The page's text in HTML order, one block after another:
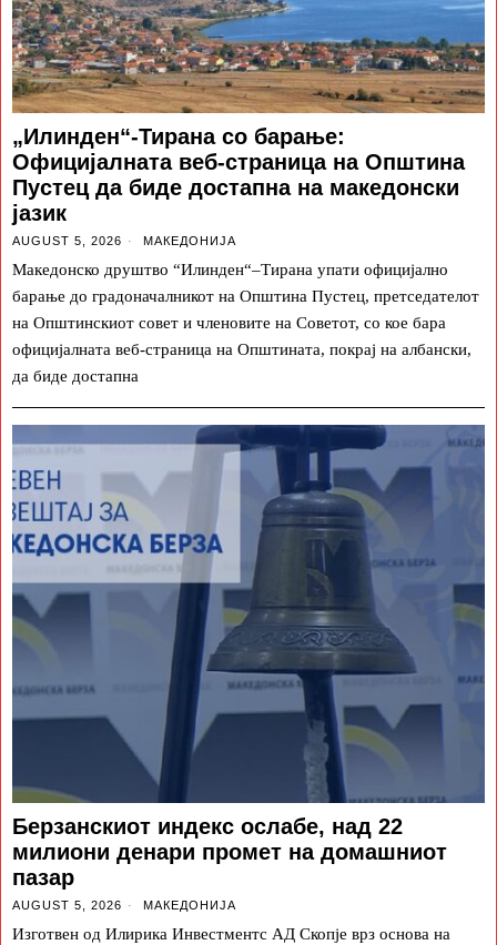
„Илинден“-Тирана со барање:
Официјалната веб-страница на Општина
Пустец да биде достапна на македонски
јазик
AUGUST 5, 2026 МАКЕДОНИЈА
Македонско друштво “Илинден“–Тирана упати официјално
барање до градоначалникот на Општина Пустец, претседателот
на Општинскиот совет и членовите на Советот, со кое бара
официјалната веб-страница на Општината, покрај на албански,
да биде достапна
Берзанскиот индекс ослабе, над 22
милиони денари промет на домашниот
пазар
AUGUST 5, 2026 МАКЕДОНИЈА
Изготвен од Илирика Инвестментс АД Скопје врз основа на